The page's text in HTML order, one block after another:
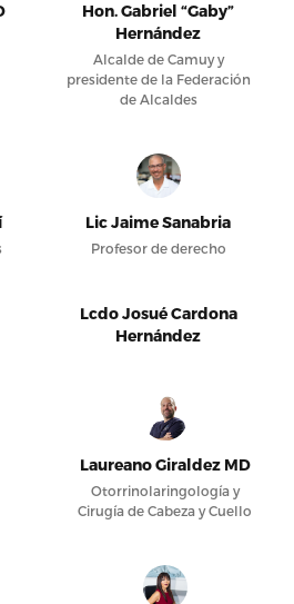
Hon. Gabriel “Gaby”
Hernández
Alcalde de Camuy y
presidente de la Federación
de Alcaldes
Lic Jaime Sanabria
Profesor de derecho
Lcdo Josué Cardona
Hernández
Laureano Giraldez MD
Otorrinolaringología y
Cirugía de Cabeza y Cuello